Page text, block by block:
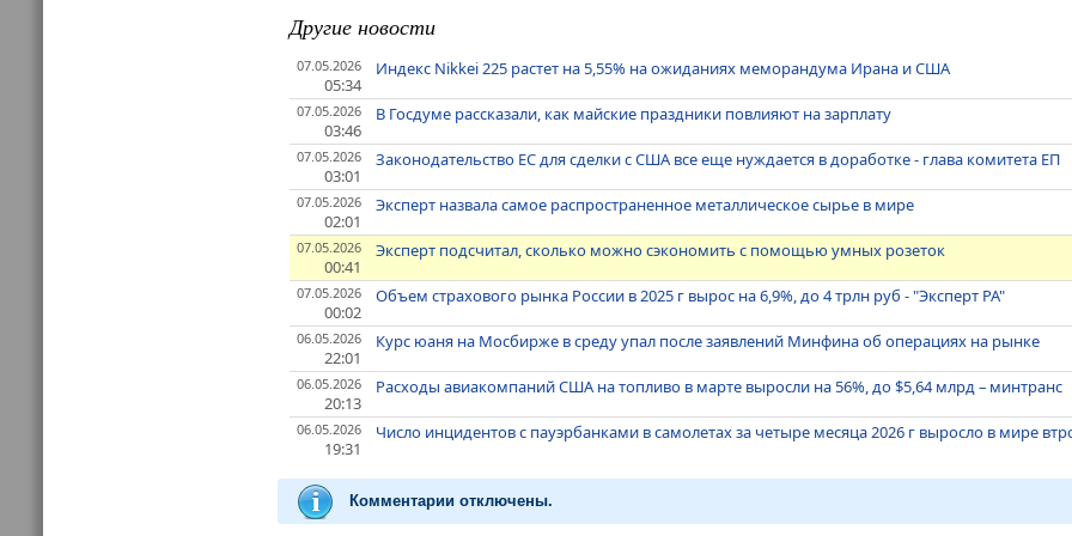
Другие новости
07.05.2026
05:34
Индекс Nikkei 225 растет на 5,55% на ожиданиях меморандума Ирана и США
07.05.2026
03:46
В Госдуме рассказали, как майские праздники повлияют на зарплату
07.05.2026
03:01
Законодательство ЕС для сделки с США все еще нуждается в доработке - глава комитета ЕП
07.05.2026
02:01
Эксперт назвала самое распространенное металлическое сырье в мире
07.05.2026
00:41
Эксперт подсчитал, сколько можно сэкономить с помощью умных розеток
07.05.2026
00:02
Объем страхового рынка России в 2025 г вырос на 6,9%, до 4 трлн руб - "Эксперт РА"
06.05.2026
22:01
Курс юаня на Мосбирже в среду упал после заявлений Минфина об операциях на рынке
06.05.2026
20:13
Расходы авиакомпаний США на топливо в марте выросли на 56%, до $5,64 млрд – минтранс
06.05.2026
19:31
Число инцидентов с пауэрбанками в самолетах за четыре месяца 2026 г выросло в мире
Комментарии отключены.